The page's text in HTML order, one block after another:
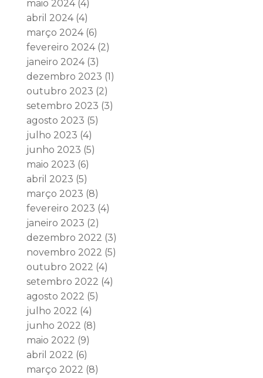
maio 2024(4)
abril 2024(4)
março 2024(6)
fevereiro 2024(2)
janeiro 2024(3)
dezembro 2023 (1)
outubro 2023 (2)
setembro 2023 (3)
agosto 2023 (5)
julho 2023 (4)
junho 2023 (5)
maio 2023 (6)
abril 2023 (5)
março 2023 (8)
fevereiro 2023 (4)
janeiro 2023 (2)
dezembro 2022 (3)
novembro 2022 (5)
outubro 2022 (4)
setembro 2022 (4)
agosto 2022 (5)
julho 2022 (4)
junho 2022 (8)
maio 2022 (9)
abril 2022 (6)
março 2022 (8)